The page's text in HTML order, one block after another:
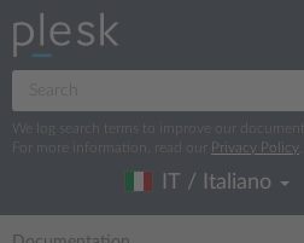
We log search terms to improve our
For more information, read our
Privacy Policy
IT / Italiano